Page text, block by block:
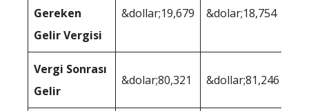
Gereken
Gelir Vergisi
&dollar;19,679 &dolar;18,754
Vergi Sonrası
Gelir
&dolar;80,321 &dollar;81,246